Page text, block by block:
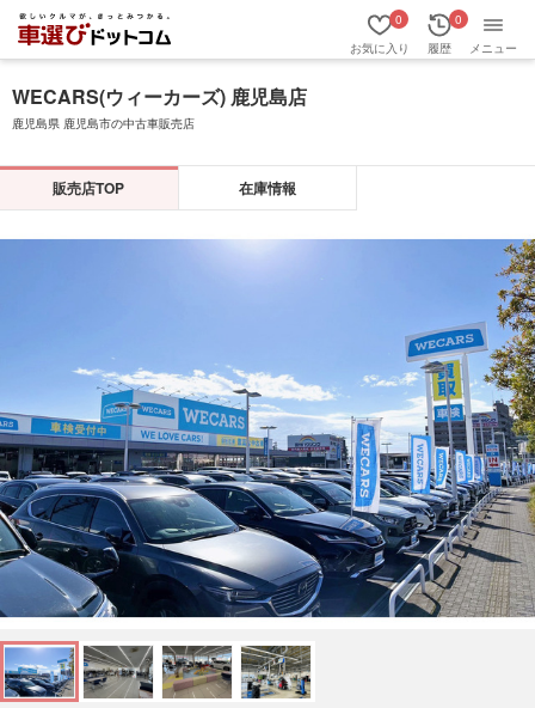
お気に入り
0
履歴
0
メニュー
WECARS(ウィーカーズ) 鹿児島店
鹿児島県 鹿児島市の中古車販売店
販売店TOP 在庫情報